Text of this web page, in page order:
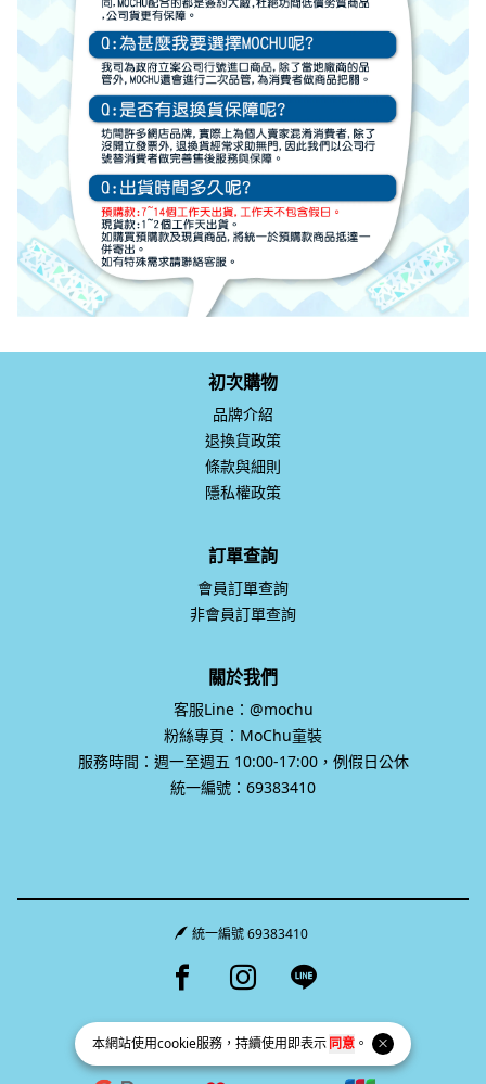
本網站使用cookie服務，持續使用即表示同意 。
初次購物
品牌介紹
退換貨政策
條款與細則
隱私權政策
訂單查詢
會員訂單查詢
非會員訂單查詢
關於我們
客服Line：@mochu
粉絲專頁：MoChu童裝
服務時間：週一至週五 10:00-17:00，例假日公休
統一編號：69383410
統一編號 69383410
Facebook page
Instagram page
Line page